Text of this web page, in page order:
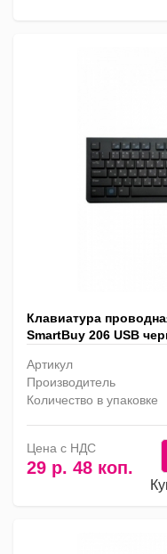
Клавиатура
SmartBuy 206 USB
Артикул
Производитель
Количество в упаковке
Цена с НДС
29 р. 48 коп.